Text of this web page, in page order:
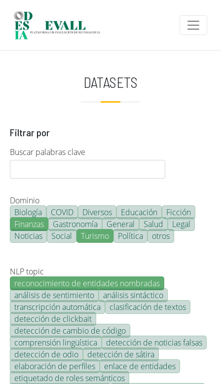
DATASETS
Filtrar por
Buscar palabras clave
Dominio
Biología
COVID Diversos Educación
Ficción
Finanzas
Gastronomía General Salud
Legal
Noticias
Social Turismo Política otros
NLP topic
reconocimiento de entidades nombradas
análisis de sentimiento
análisis sintáctico
transcripción automática
clasificación de textos
detección de clickbait
detección de cambio de código
comprensión lingüística
detección de noticias falsas
detección de odio
detección de sátira
elaboración de perfiles
enlace de entidades
etiquetado de roles semánticos